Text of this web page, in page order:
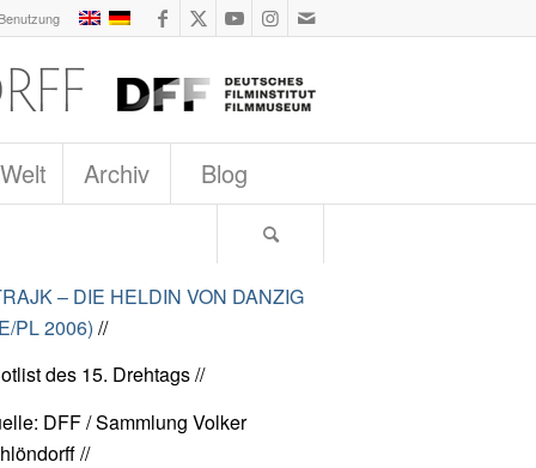
Archiv Blog
– DIE HELDIN VON DANZIG
PL 2006) //
des 15. Drehtags //
DFF / Sammlung Volker
//